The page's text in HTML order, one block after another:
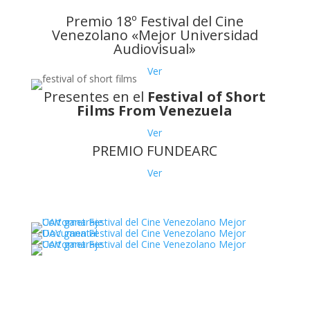
Premio 18º Festival del Cine
Venezolano «Mejor Universidad
Audiovisual»
Ver
Presentes en el Festival of Short
Films From Venezuela
Ver
PREMIO FUNDEARC
Ver